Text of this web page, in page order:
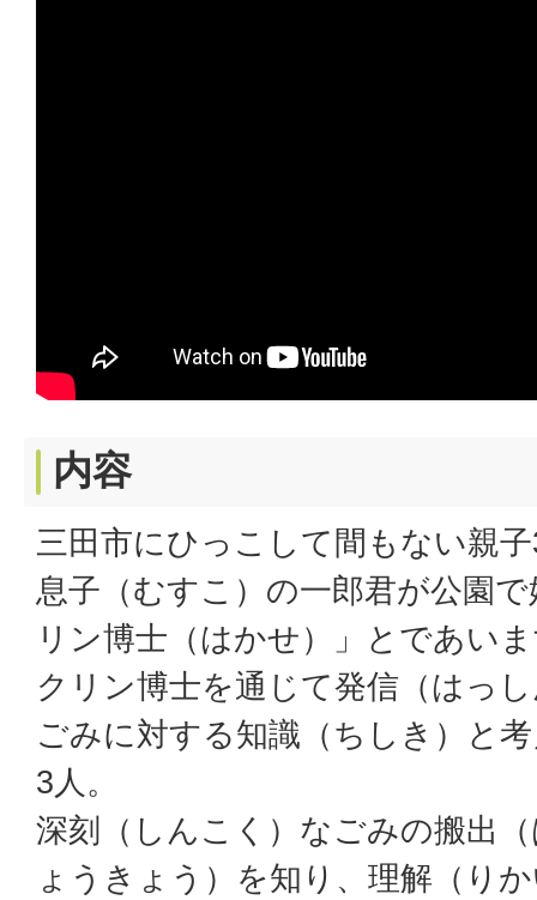
内容
三田市にひっこして間もない親
息子（むすこ）の一郎君が公園
リン博士（はかせ）」とであい
クリン博士を通じて発信（はっ
ごみに対する知識（ちしき）と
3人。
深刻（しんこく）なごみの搬出
ょうきょう）を知り、理解（り